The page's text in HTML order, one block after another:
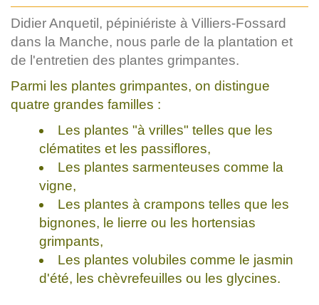
Didier Anquetil, pépiniériste à Villiers-Fossard
dans la Manche, nous parle de la plantation et
de l'entretien des plantes grimpantes.
Parmi les plantes grimpantes, on distingue
quatre grandes familles :
Les plantes "à vrilles" telles que les
clématites et les passiflores,
Les plantes sarmenteuses comme la
vigne,
Les plantes à crampons telles que les
bignones, le lierre ou les hortensias
grimpants,
Les plantes volubiles comme le jasmin
d'été, les chèvrefeuilles ou les glycines.